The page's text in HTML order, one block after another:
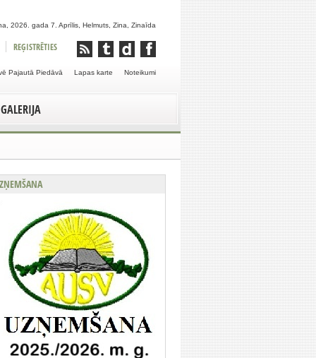
2026. gada 7. Aprīlis, Helmuts, Zina, Zinaīda
REĢISTRĒTIES
Noteikumi
Lapas karte
Pajautā Piedāvā
GALERIJA